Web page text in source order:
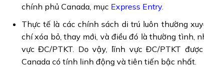
chính phủ Canada, mục Express Entry.
Thực tế là các chính sách di trú luôn thường
chí xóa bỏ, thay mới, và điều đó là thường tình,
vực ĐC/PTKT. Do vậy, lĩnh vực ĐC/PTKT
Canada có tính linh động và tiên tiến bậc nhất.